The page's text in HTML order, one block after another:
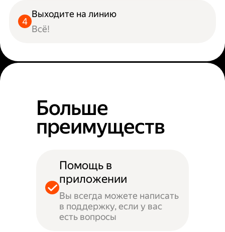
Выходите на линию
Всё!
Больше
преимуществ
Помощь в
приложении
Вы всегда можете написать
в поддержку, если у вас
есть вопросы